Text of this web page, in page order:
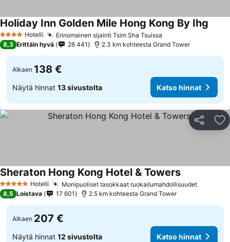
4 Tähtiluokitus
Hotelli Erinomainen sijainti Tsim Sha Tsuissa
Holiday Inn Golden Mile Hong Kong By Ihg
8,3 Erittäin hyvä 26 441 2.3 km kohteesta Grand Tower
Alkaen 138 €
Näytä hinnat 13 sivustolta Katso hinnat
Jaa
5 Tähtiluokitus
Hotelli Monipuoliset tasokkaat ruokailumahdollisuudet
Sheraton Hong Kong Hotel & Towers
8,5 Loistava 17 601 2.5 km kohteesta Grand Tower
Alkaen 207 €
Näytä hinnat 12 sivustolta Katso hinnat